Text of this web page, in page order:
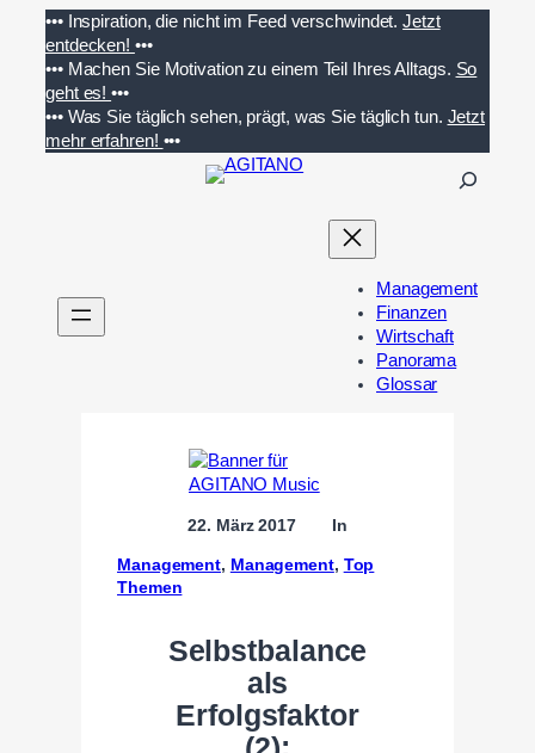
Inhalt
springen
••• Inspiration, die nicht im Feed verschwindet. Jetzt
entdecken! •••
••• Machen Sie Motivation zu einem Teil Ihres Alltags. So
geht es!•••
••• Was Sie täglich sehen, prägt, was Sie täglich tun. Jetzt
mehr erfahren! •••
n
Management
Finanzen
Wirtschaft
Panorama
Glossar
22. März 2017 In
Management, Management, Top
Themen
Selbstbalance
als
Erfolgsfaktor